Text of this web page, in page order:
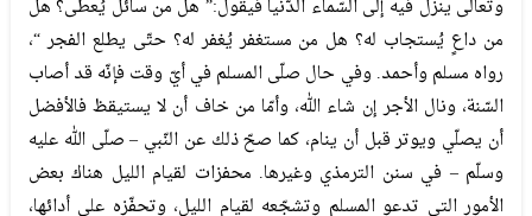
وتعالى ينزل فيه إلى السّماء الدّنيا فيقول:” هل من سائل يُعطى؟ هل
من داعٍ يُستجاب له؟ هل من مستغفر يُغفر له؟ حتّى يطلع الفجر “،
رواه مسلم وأحمد. وفي حال صلّى المسلم في أيّ وقت فإنّه قد أصاب
السّنة، ونال الأجر إن شاء الله، وأمّا من خاف أن لا يستيقظ فالأفضل
أن يصلّي ويوتر قبل أن ينام، كما صحّ ذلك عن النّبي – صلّى الله عليه
وسلّم – في سنن الترمذي وغيرها. محفزات لقيام الليل هناك بعض
الأمور التي تدعو المسلم وتشجّعه لقيام الليل، وتحفّزه على أدائها،